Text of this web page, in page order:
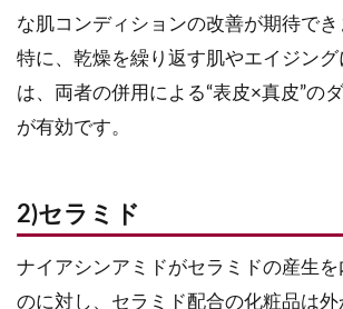
な肌コンディションの改善が期待でき
特に、乾燥を繰り返す肌やエイジン
は、両者の併用による“表皮×真皮”の
が有効です。
2)セラミド
ナイアシンアミドがセラミドの産生を
のに対し、セラミド配合の化粧品は